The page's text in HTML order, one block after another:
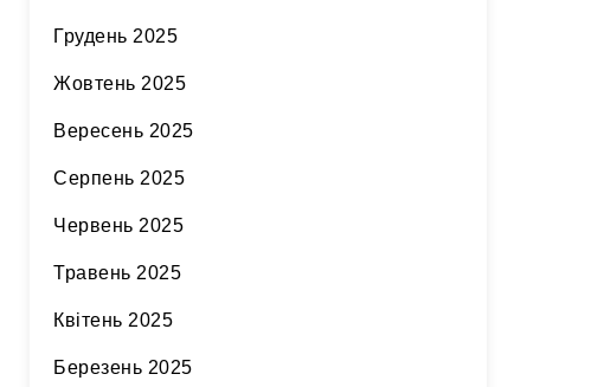
Грудень 2025
Жовтень 2025
Вересень 2025
Серпень 2025
Червень 2025
Травень 2025
Квітень 2025
Березень 2025